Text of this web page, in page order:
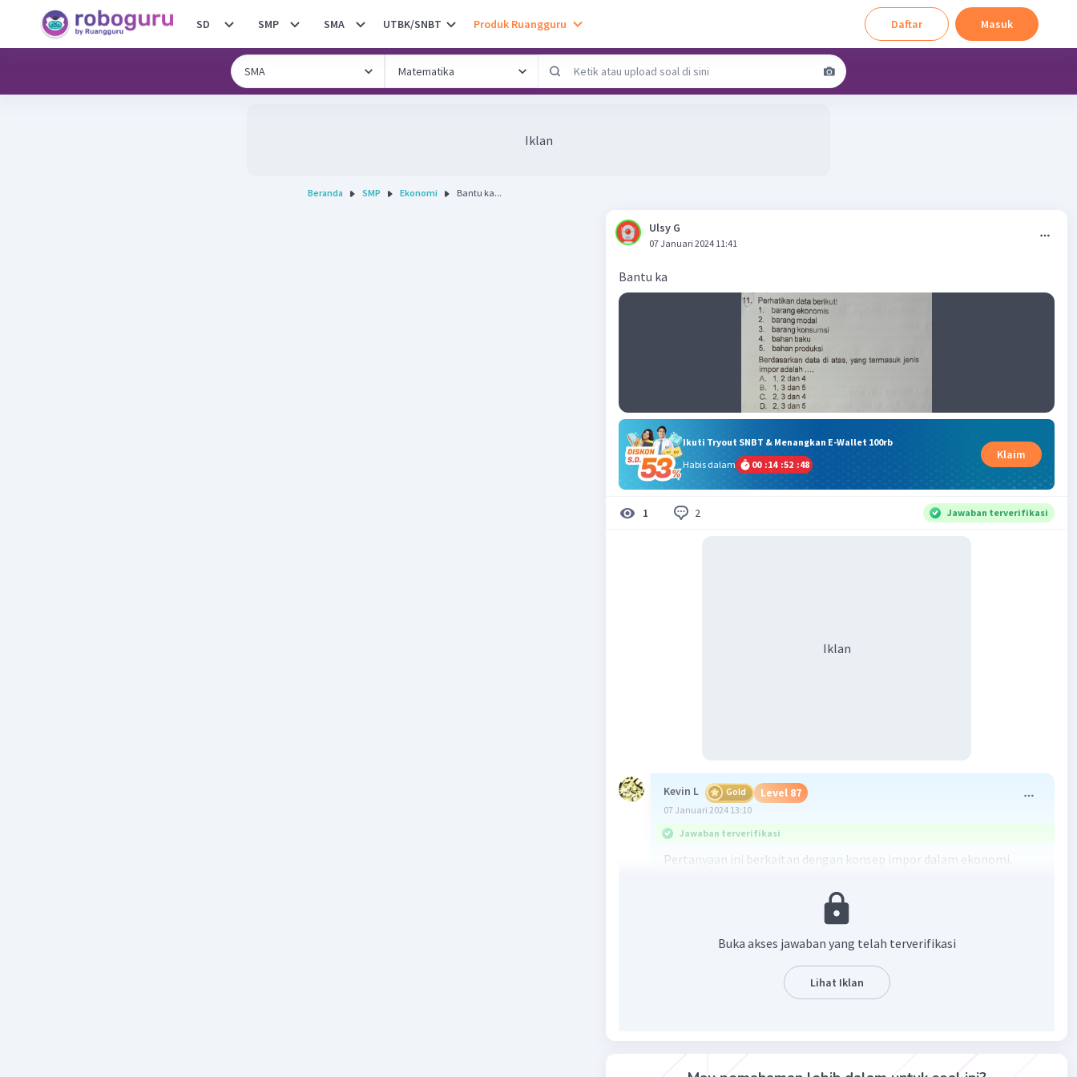
SD SMP SMA UTBK/SNBT Produk Ruangguru Daftar Masuk
Iklan
Beranda SMP Ekonomi Bantu ka...
Ulsy G
07 Januari 2024 11:41
Bantu ka
Ikuti Tryout SNBT & Menangkan E-Wallet 100rb
Habis dalam
00 :14 :52 :47
Klaim
1 2 Jawaban terverifikasi
Iklan
Kevin L Gold Level 87
07 Januari 2024 13:10
Jawaban terverifikasi
Pertanyaan ini berkaitan dengan konsep impor dalam ekonomi.
negara. Jenis barang yang biasanya diimpor meliputi barang
ekonomis, barang modal, barang konsumsi, bahan baku, dan bahan
1. Barang ekonomis adalah barang yang memiliki nilai ekonomi dan
barang lain, seperti mesin dan peralatan. Barang ini sering diimpor
Buka akses jawaban yang telah terverifikasi
Lihat Iklan